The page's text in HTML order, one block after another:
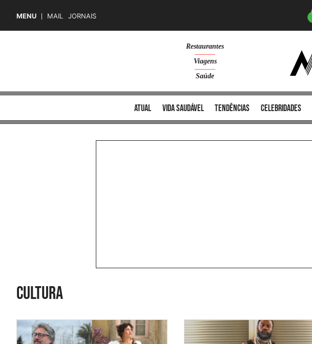
MENU MAIL JORNAIS
Restaurantes
Viagens
Saúde
atual vida saudável tendências celebridades
cultura